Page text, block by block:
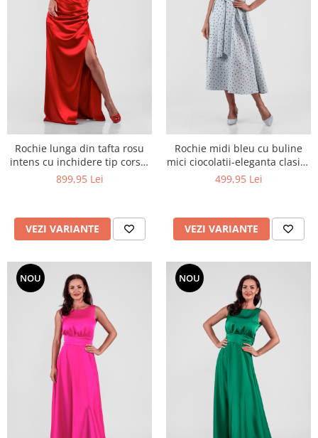
Rochie lunga din tafta rosu
intens cu inchidere tip corset
si slit adanc pe picior
899,95 Lei
VEZI VARIANTE
Rochie midi bleu cu buline
mici ciocolatii-eleganta clasica
cu un aer retro
499,95 Lei
VEZI VARIANTE
NOU NOU